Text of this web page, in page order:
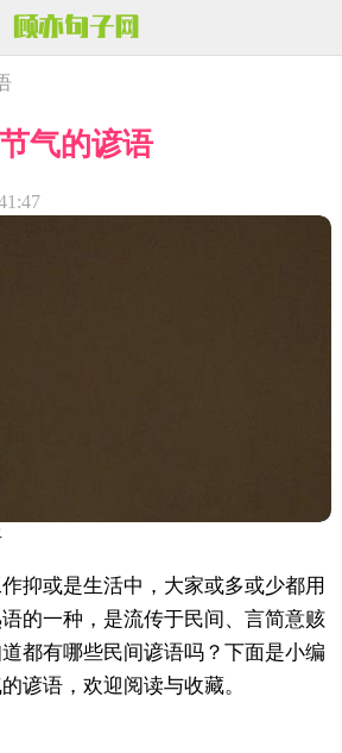
节气的谚语
抑或是生活中，大家或多或少都用
的一种，是流传于民间、言简意赅
都有哪些民间谚语吗？下面是小编
谚语，欢迎阅读与收藏。